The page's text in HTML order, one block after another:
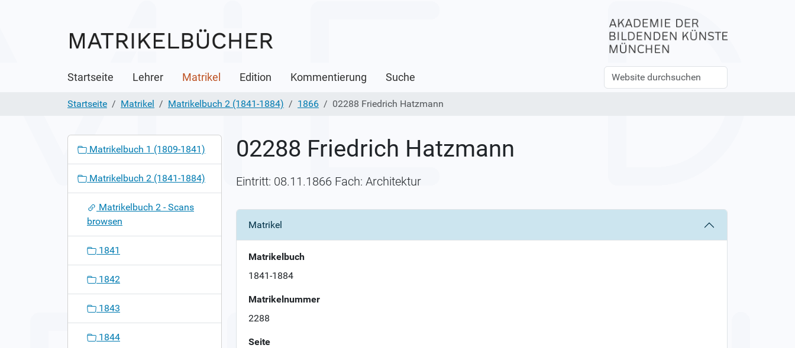
Startseite Lehrer Matrikel Edition Kommentierung Suche
Website
durchsuchen
Erweiterte
Suche…
Startseite
Matrikel Matrikelbuch 2 (1841-1884) 1866 02288 Friedrich Hatzmann
02288 Friedrich Hatzmann
Eintritt: 08.11.1866 Fach: Architektur
Matrikel
Matrikelbuch
1841-1884
Matrikelnummer
2288
Seite
n
Matrikelbuch 1 (1809-1841)
Matrikelbuch 2 (1841-1884)
Matrikelbuch 2 - Scans
browsen
1841
1842
1843
1844